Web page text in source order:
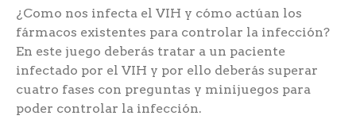
¿Como nos infecta el VIH y cómo actúan los
fármacos existentes para controlar la infección?
En este juego deberás tratar a un paciente
infectado por el VIH y por ello deberás superar
cuatro fases con preguntas y minijuegos para
poder controlar la infección.